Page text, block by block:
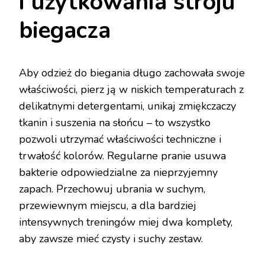
biegacza
Aby odzież do biegania długo zachowała swoje
właściwości, pierz ją w niskich temperaturach z
delikatnymi detergentami, unikaj zmiękczaczy
tkanin i suszenia na słońcu – to wszystko
pozwoli utrzymać właściwości techniczne i
trwałość kolorów. Regularne pranie usuwa
bakterie odpowiedzialne za nieprzyjemny
zapach. Przechowuj ubrania w suchym,
przewiewnym miejscu, a dla bardziej
intensywnych treningów miej dwa komplety,
aby zawsze mieć czysty i suchy zestaw.